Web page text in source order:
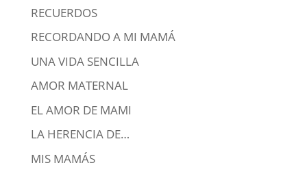
RECUERDOS
RECORDANDO A MI MAMÁ
UNA VIDA SENCILLA
AMOR MATERNAL
EL AMOR DE MAMI
LA HERENCIA DE…
MIS MAMÁS